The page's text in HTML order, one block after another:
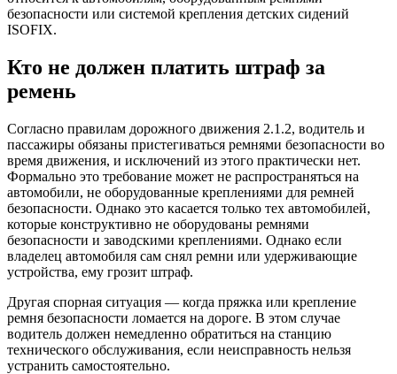
безопасности или системой крепления детских сидений
ISOFIX.
Кто не должен платить штраф за
ремень
Согласно правилам дорожного движения 2.1.2, водитель и
пассажиры обязаны пристегиваться ремнями безопасности во
время движения, и исключений из этого практически нет.
Формально это требование может не распространяться на
автомобили, не оборудованные креплениями для ремней
безопасности. Однако это касается только тех автомобилей,
которые конструктивно не оборудованы ремнями
безопасности и заводскими креплениями. Однако если
владелец автомобиля сам снял ремни или удерживающие
устройства, ему грозит штраф.
Другая спорная ситуация — когда пряжка или крепление
ремня безопасности ломается на дороге. В этом случае
водитель должен немедленно обратиться на станцию
технического обслуживания, если неисправность нельзя
устранить самостоятельно.